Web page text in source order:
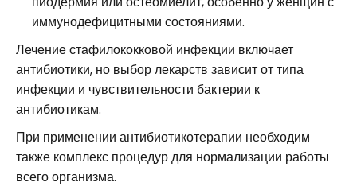
иммунодефицитными состояниями.
Лечение стафилококковой инфекции включает
антибиотики, но выбор лекарств зависит от типа
инфекции и чувствительности бактерии к
антибиотикам.
При применении антибиотикотерапии необходим
также комплекс процедур для нормализации работы
всего организма.